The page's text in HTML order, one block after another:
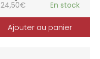
24,50€ En stock
Ajouter au panier